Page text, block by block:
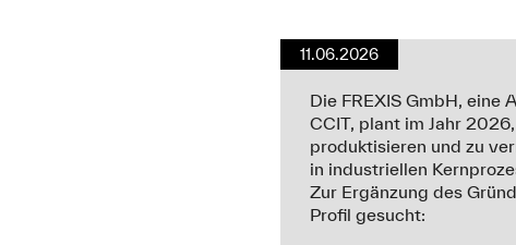
11.06.2026
Die FREXIS GmbH, eine
CCIT, plant im Jahr
produktisieren und zu
in industriellen
Zur Ergänzung des
Profil gesucht: